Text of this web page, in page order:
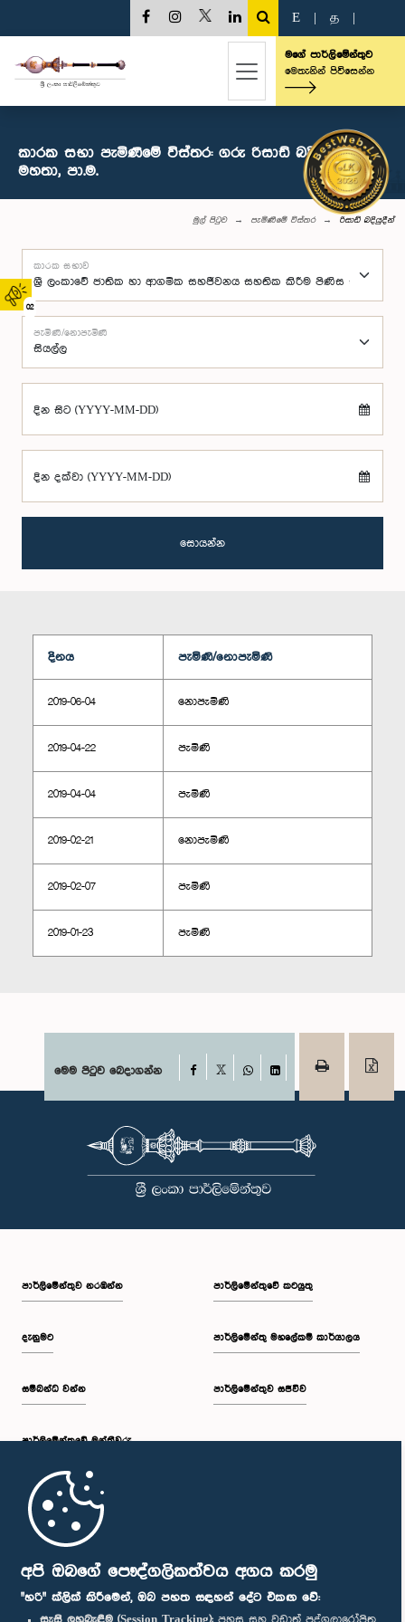
අපි ඔබගේ පෞද්ගලිකත්වය අගය කරමු
"හරි" ක්ලික් කිරීමෙන්, ඔබ පහත සඳහන් දේට එකඟ වේ:
02
E த
මගේ පාර්ලිමේන්තුව
මෙතැනින් පිවිසෙන්න
කාරක සභා පැමිණීමේ විස්තර: ගරු රිසාඩ් බදියුදීන්
මහතා, පා.ම.
මුල් පිටුව පැමිණීමේ විස්තර රිසාඩ් බදියුදීන්
කාරක සභාව
පැමිණි/නොපැමිණි
දින සිට (YYYY-MM-DD)
දින දක්වා (YYYY-MM-DD)
සොයන්න
දිනය පැමිණි/නොපැමිණි
2019-06-04 නොපැමිණි
2019-04-22 පැමිණි
2019-04-04 පැමිණි
2019-02-21 නොපැමිණි
2019-02-07 පැමිණි
2019-01-23 පැමිණි
මෙම පිටුව බෙදාගන්න Facebook
WhatsAppLinkedIn
පාර්ලි‌මේන්තුව නරඹන්න
දැනුමට
සම්බන්ධ වන්න
පාර්ලි‌මේන්තුවේ මන්ත්‍රීවරු
මුල් පිටුව
පාර්ලිමේන්තුවේ කටයුතු
පාර්ලිමේන්තු මහලේකම් කාර්යාලය
පාර්ලිමේන්තුව සජීවීව
පාර්ලිමේන්තු ජංගම යෙදුම